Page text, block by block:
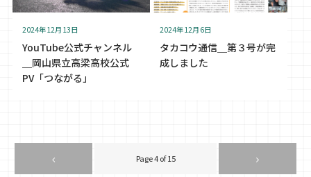
2024年12月13日
YouTube公式チャンネル
＿岡山県立高梁高校公式
PV「つながる」
2024年12月6日
タカコウ通信＿第３号が完
成しました
Page 4 of 15